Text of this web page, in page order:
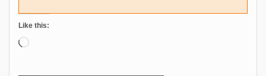
Like this:
Loading…